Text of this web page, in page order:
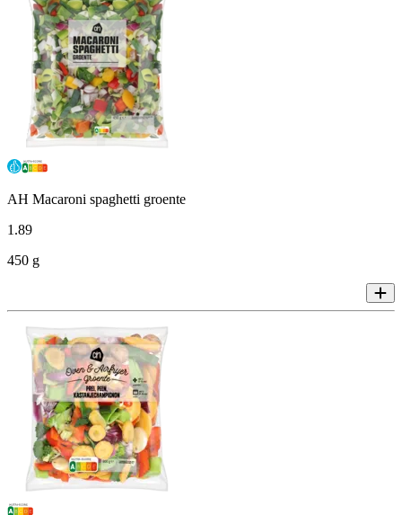
AH Macaroni spaghetti groente
1.89
450 g